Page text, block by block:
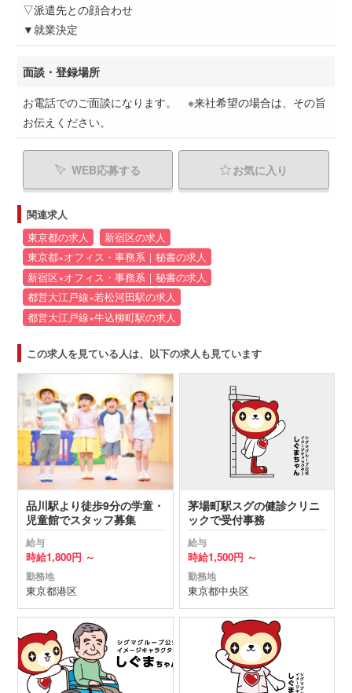
▽派遣先との顔合わせ
▼就業決定
面談・登録場所
お電話でのご面談になります。 ※来社希望の場合は、その旨
お伝えください。
WEB応募する お気に入り
関連求人
東京都の求人
新宿区の求人
東京都×オフィス・事務系｜秘書の求人
新宿区×オフィス・事務系｜秘書の求人
都営大江戸線×若松河田駅の求人
都営大江戸線×牛込柳町駅の求人
この求人を見ている人は、以下の求人も見ています
品川駅より徒歩9分の学童・
児童館でスタッフ募集
給与
時給1,800円 ～
勤務地
東京都港区
茅場町駅スグの健診クリニ
ックで受付事務
給与
時給1,500円 ～
勤務地
東京都中央区